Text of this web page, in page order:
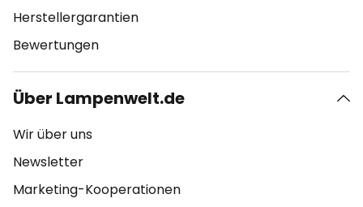
Herstellergarantien
Bewertungen
Über Lampenwelt.de
Wir über uns
Newsletter
Marketing-Kooperationen